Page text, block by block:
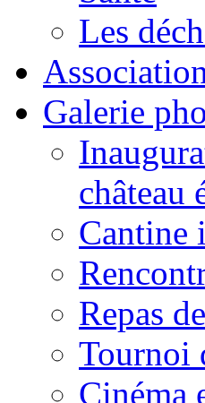
Les
Galerie
château
Cantine
Repas
Tournoi
Cinéma